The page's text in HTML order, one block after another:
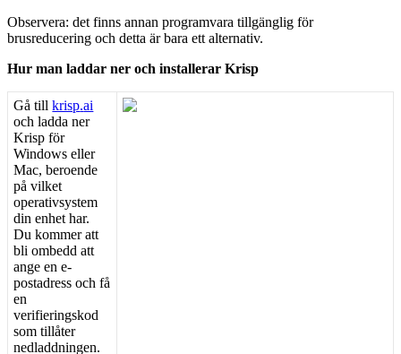
Observera: det finns annan programvara tillgänglig för
brusreducering och detta är bara ett alternativ.
Hur man laddar ner och installerar Krisp
Gå till krisp.ai
och ladda ner
Krisp för
Windows eller
Mac, beroende
på vilket
operativsystem
din enhet har.
Du kommer att
bli ombedd att
ange en e-
postadress och få
en
verifieringskod
som tillåter
nedladdningen.